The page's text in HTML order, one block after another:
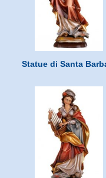
Statue di Santa